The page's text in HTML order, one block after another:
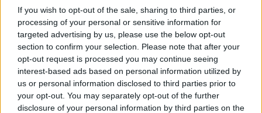
If you wish to opt-out of the sale, sharing to third parties, or
processing of your personal or sensitive information for
targeted advertising by us, please use the below opt-out
section to confirm your selection. Please note that after your
opt-out request is processed you may continue seeing
interest-based ads based on personal information utilized by
us or personal information disclosed to third parties prior to
your opt-out. You may separately opt-out of the further
disclosure of your personal information by third parties on the
Κόσμος|02.03.2025 13:52
Η Τουρκία επιβάλλει πρόστιμο στην
Adidas για παπούτσια από δέρμα
γουρουνιού
Η αρμόδια Αρχή μιλά για υλικά «αντίθετα με
τις θρησκευτικές ευαισθησίες της
πλειοψηφίας της κοινωνίας»